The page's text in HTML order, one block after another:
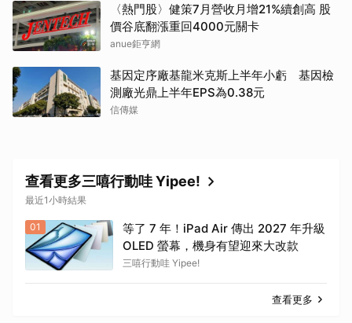
〈熱門股〉健策7月營收月增21%續創高 股
價谷底翻漲重回4000元關卡
anue鉅亨網
基因定序廠基龍米克斯上半年小虧 基因檢
測廠光鼎上半年EPS為0.38元
信傳媒
查看更多三嘻行動哇 Yipee!
最近1小時結果
01
等了 7 年！iPad Air 傳出 2027 年升級
OLED 螢幕，機身有望迎來大改款
三嘻行動哇 Yipee!
查看更多